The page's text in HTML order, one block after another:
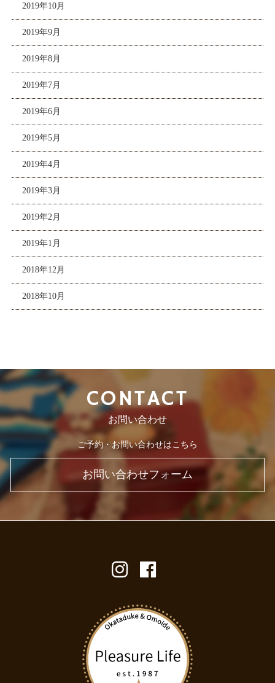
2019年10月
2019年9月
2019年8月
2019年7月
2019年6月
2019年5月
2019年4月
2019年3月
2019年2月
2019年1月
2018年12月
2018年10月
CONTACT
お問い合わせ
ご予約・お問い合わせはこちら
お問い合わせフォーム